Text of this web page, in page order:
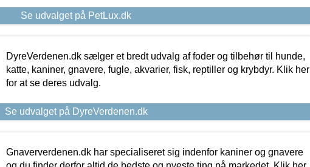
Se udvalget på PetLux.dk
DyreVerdenen.dk sælger et bredt udvalg af foder og tilbehør til hunde,
katte, kaniner, gnavere, fugle, akvarier, fisk, reptiller og krybdyr. Klik her
for at se deres udvalg.
Se udvalget på DyreVerdenen.dk
Gnaververdenen.dk har specialiseret sig indenfor kaniner og gnavere